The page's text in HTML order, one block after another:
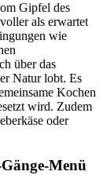
Gipfel des
als erwartet
wie
über das
Natur lobt. Es
Kochen
wird. Zudem
oder
Menü